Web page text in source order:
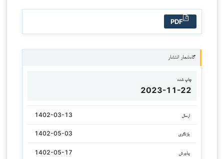
PDF
گاه‌شمار انتشار
چاپ شده
2023-11-22
ارسال 1402-03-13
بازنگری 1402-05-03
پذیرش 1402-05-17